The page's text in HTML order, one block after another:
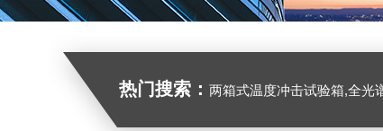
热门搜索： 两箱式温度冲击试验箱,全光